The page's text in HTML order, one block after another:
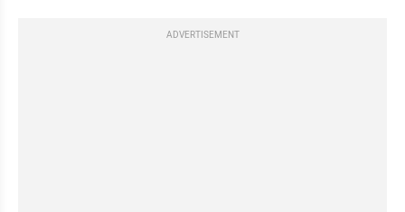
ADVERTISEMENT